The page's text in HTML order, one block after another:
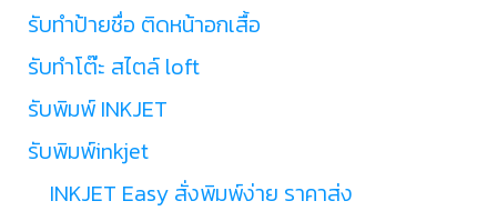
รับทำป้ายชื่อ ติดหน้าอกเสื้อ
รับทำโต๊ะ สไตล์ loft
รับพิมพ์ INKJET
รับพิมพ์inkjet
INKJET Easy สั่งพิมพ์ง่าย ราคาส่ง